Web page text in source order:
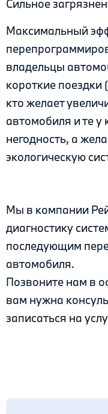
Сильное
Максимальный
владельцы
короткие
кто желает
автомобиля и те у
негодность, а
экологическую
Мы в компании
диагностику
последующим
автомобиля.
Позвоните нам в
вам нужна
записаться на